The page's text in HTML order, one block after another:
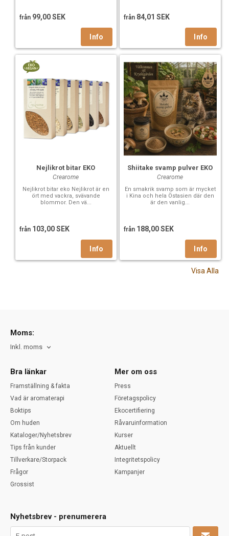
från 99,00 SEK från 84,01 SEK
Nejlikrot bitar EKO
Crearome
Nejlikrot bitar eko Nejlikrot är en
ört med vackra, svävande
blommor. Den vä...
från 103,00 SEK
Shiitake svamp pulver EKO
Crearome
En smakrik svamp som är mycket
i Kina och hela Östasien där den
är den vanlig...
från 188,00 SEK
Visa Alla
Moms:
Inkl. moms
Bra länkar
Framställning & fakta
Vad är aromaterapi
Boktips
Om huden
Kataloger/Nyhetsbrev
Tips från kunder
Tillverkare/Storpack
Frågor
Grossist
Mer om oss
Press
Företagspolicy
Ekocertifiering
Råvaruinformation
Kurser
Aktuellt
Integritetspolicy
Kampanjer
Nyhetsbrev - prenumerera